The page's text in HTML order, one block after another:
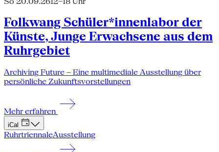
Folkwang Schüler*innenlabor der
Künste, Junge Erwachsene aus dem
Ruhrgebiet
Archiving Future – Eine multimediale Ausstellung über
persönliche Zukunftsvorstellungen
Mehr erfahren
iCal
RuhrtriennaleAusstellung